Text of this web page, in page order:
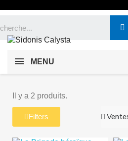
MENU
Il y a 2 produits.
Filters